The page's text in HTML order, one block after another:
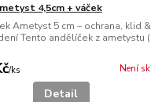
4,5cm + váček
Ametyst 5 cm – ochrana, klid &
Tento andělíček z ametystu
/ks Není
Detail